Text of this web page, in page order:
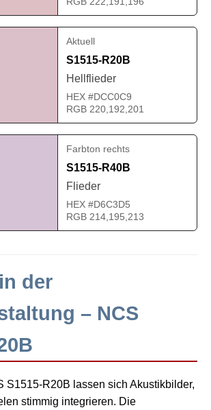
Aktuell
S1515-R20B
Hellflieder
HEX #DCC0C9
RGB 220,192,201
Farbton rechts
S1515-R40B
Flieder
HEX #D6C3D5
RGB 214,195,213
der
– NCS
S1515-R20B lassen sich Akustikbilder,
stimmig integrieren. Die